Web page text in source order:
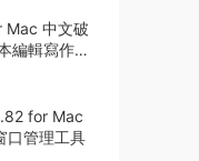
中文破
編輯寫作軟
for Mac
口管理工具